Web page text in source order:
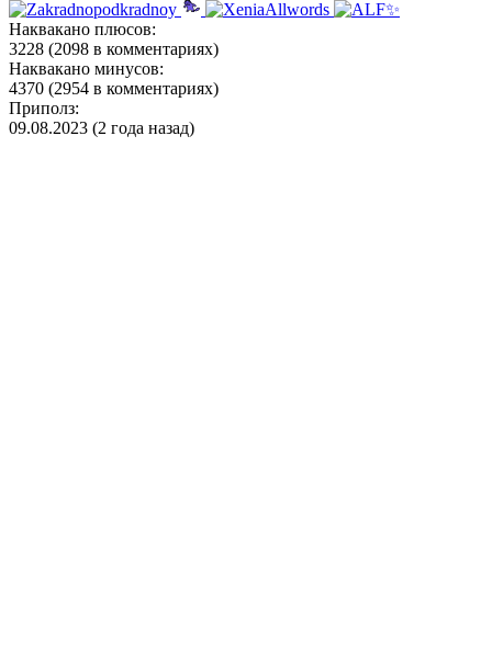
Наквакано плюсов:
3228 (2098 в комментариях)
Наквакано минусов:
4370 (2954 в комментариях)
Приполз:
09.08.2023 (2 года назад)